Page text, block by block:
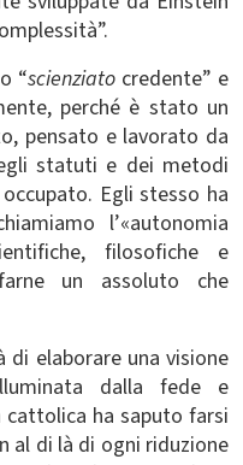
“scienziato credente” e
perché è stato un
pensato e lavorato da
statuti e dei metodi
Egli stesso ha
l’«autonomia
filosofiche e
un assoluto che
di elaborare una visione
dalla fede e
cattolica ha saputo farsi
al di là di ogni riduzione